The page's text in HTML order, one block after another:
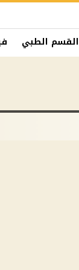
القسم الطبي